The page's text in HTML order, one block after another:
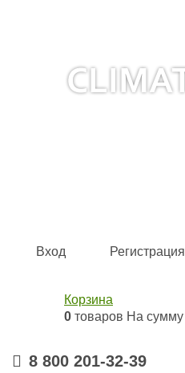
Вход Регистрация
Корзина
0 товаров На сумму
8 800 201-32-39